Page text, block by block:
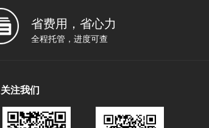
省费用，省心力
全程托管，进度可查
关注我们